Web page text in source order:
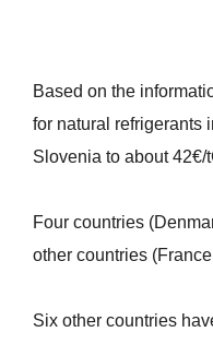
Based on the
for natural refrigerants
Slovenia to about 42€/
Four countries
other countries
Six other countries